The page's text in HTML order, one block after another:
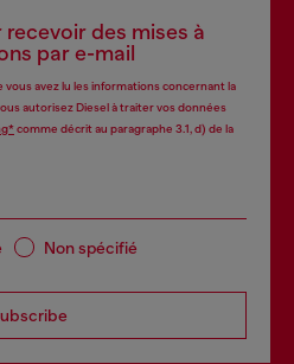
des mises à
par e-mail
avez lu les informations concernant la
autorisez Diesel à traiter vos données
comme décrit au paragraphe 3.1, d) de la
Non spécifié